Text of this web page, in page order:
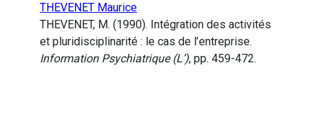
THEVENET Maurice
THEVENET, M. (1990). Intégration des activités
et pluridisciplinarité : le cas de l’entreprise.
Information Psychiatrique (L’), pp. 459-472.